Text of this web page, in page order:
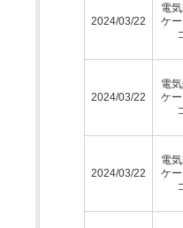
2024/03/22
電
ケ
2024/03/22
電
ケ
2024/03/22
電
ケ